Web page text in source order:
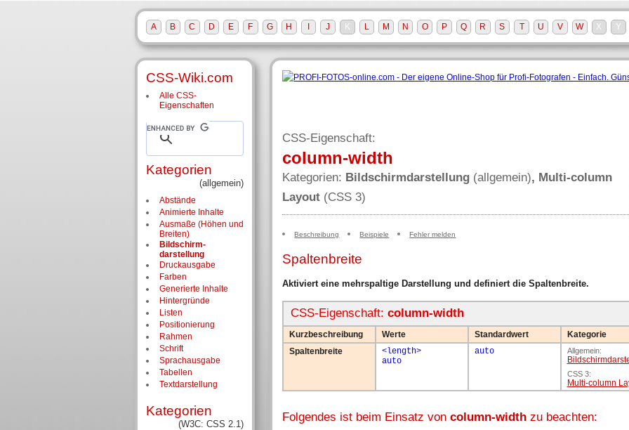
CSS-Eigenschaft:
column-width
Kategorien: Bildschirm­darstellung (allgemein), Multi-column
Layout (CSS 3)
Beschreibung Beispiele Fehler melden
Spaltenbreite
Aktiviert eine mehrspaltige Darstellung und definiert die Spaltenbreite.
CSS-Eigenschaft: column-width
Kurzbeschreibung Werte Standardwert Kategorie
Spaltenbreite
<length>
auto
auto Allgemein:
CSS 3:
Multi-column
Folgendes ist beim Einsatz voncolumn-width zu beachten:
CSS-Wiki.com
Alle CSS-
Eigenschaften
Kategorien
(allgemein)
Abstände
Animierte Inhalte
Ausmaße (Höhen und
Breiten)
Bildschirm­
darstellung
Druckausgabe
Farben
Generierte Inhalte
Hintergründe
Listen
Positionierung
Rahmen
Schrift
Sprachausgabe
Tabellen
Textdarstellung
Kategorien
(W3C: CSS 2.1)
A B C D E F G H J K L M N O P Q R S T U V W X Y